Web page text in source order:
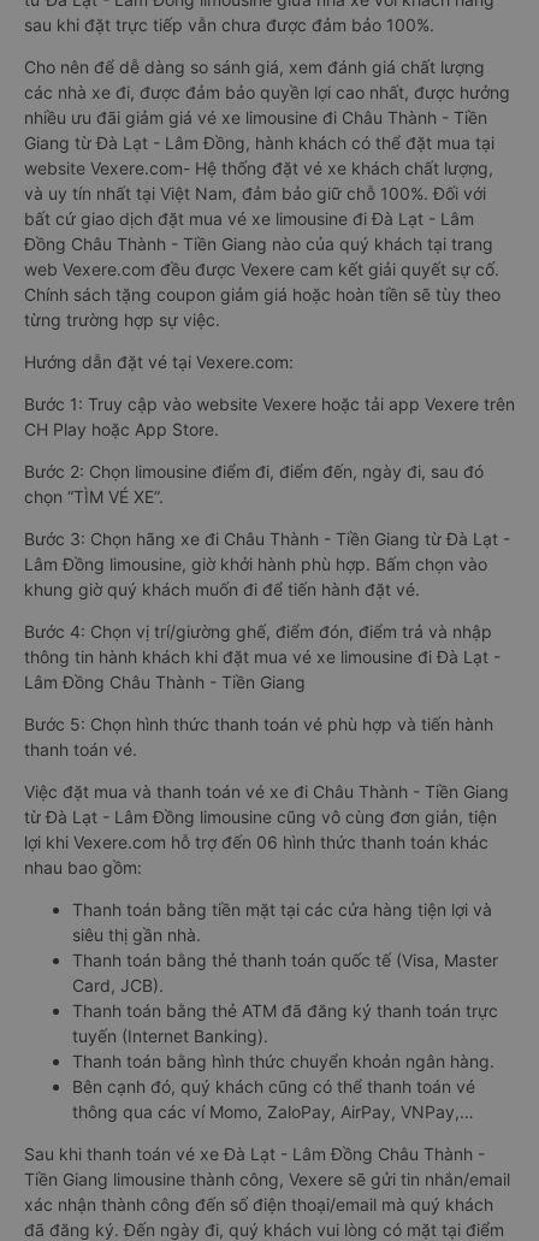
sau khi đặt trực tiếp vẫn chưa được đảm bảo 100%.
Cho nên để dễ dàng so sánh giá, xem đánh giá chất lượng
các nhà xe đi, được đảm bảo quyền lợi cao nhất, được hưởng
nhiều ưu đãi giảm giá vé xe limousine đi Châu Thành - Tiền
Giang từ Đà Lạt - Lâm Đồng, hành khách có thể đặt mua tại
website Vexere.com- Hệ thống đặt vé xe khách chất lượng,
và uy tín nhất tại Việt Nam, đảm bảo giữ chỗ 100%. Đối với
bất cứ giao dịch đặt mua vé xe limousine đi Đà Lạt - Lâm
Đồng Châu Thành - Tiền Giang nào của quý khách tại trang
web Vexere.com đều được Vexere cam kết giải quyết sự cố.
Chính sách tặng coupon giảm giá hoặc hoàn tiền sẽ tùy theo
từng trường hợp sự việc.
Hướng dẫn đặt vé tại Vexere.com:
Bước 1: Truy cập vào website Vexere hoặc tải app Vexere trên
CH Play hoặc App Store.
Bước 2: Chọn limousine điểm đi, điểm đến, ngày đi, sau đó
chọn “TÌM VÉ XE”.
Bước 3: Chọn hãng xe đi Châu Thành - Tiền Giang từ Đà Lạt -
Lâm Đồng limousine, giờ khởi hành phù hợp. Bấm chọn vào
khung giờ quý khách muốn đi để tiến hành đặt vé.
Bước 4: Chọn vị trí/giường ghế, điểm đón, điểm trả và nhập
thông tin hành khách khi đặt mua vé xe limousine đi Đà Lạt -
Lâm Đồng Châu Thành - Tiền Giang
Bước 5: Chọn hình thức thanh toán vé phù hợp và tiến hành
thanh toán vé.
Việc đặt mua và thanh toán vé xe đi Châu Thành - Tiền Giang
từ Đà Lạt - Lâm Đồng limousine cũng vô cùng đơn giản, tiện
lợi khi Vexere.com hỗ trợ đến 06 hình thức thanh toán khác
nhau bao gồm:
Thanh toán bằng tiền mặt tại các cửa hàng tiện lợi và
siêu thị gần nhà.
Thanh toán bằng thẻ thanh toán quốc tế (Visa, Master
Card, JCB).
Thanh toán bằng thẻ ATM đã đăng ký thanh toán trực
tuyến (Internet Banking).
Thanh toán bằng hình thức chuyển khoản ngân hàng.
Bên cạnh đó, quý khách cũng có thể thanh toán vé
thông qua các ví Momo, ZaloPay, AirPay, VNPay,…
Sau khi thanh toán vé xe Đà Lạt - Lâm Đồng Châu Thành -
Tiền Giang limousine thành công, Vexere sẽ gửi tin nhắn/email
xác nhận thành công đến số điện thoại/email mà quý khách
đã đăng ký. Đến ngày đi, quý khách vui lòng có mặt tại điểm